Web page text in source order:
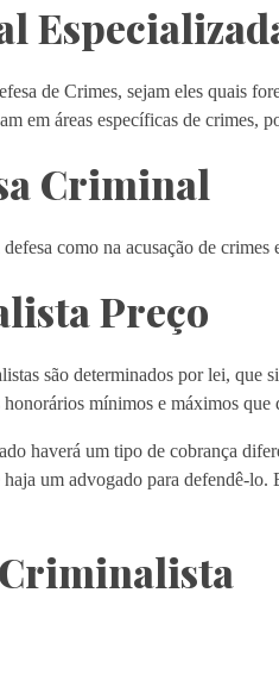
de Crimes, sejam eles quais
em áreas específicas de crimes,
Criminal
como na acusação de crimes
Preço
são determinados por lei, que
mínimos e máximos
haverá um tipo de cobrança
um advogado para defendê-